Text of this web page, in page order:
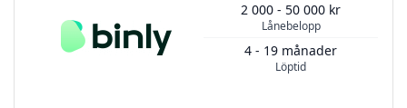
Lånebelopp
2 000 - 50 000 kr
Löptid
4 - 19 månader